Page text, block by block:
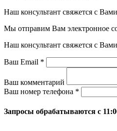
Наш консультант свяжется с
Мы отправим Вам электронное
Наш консультант свяжется с
Ваш Email *
Ваш комментарий
Ваш номер телефона *
Запросы обрабатываются с